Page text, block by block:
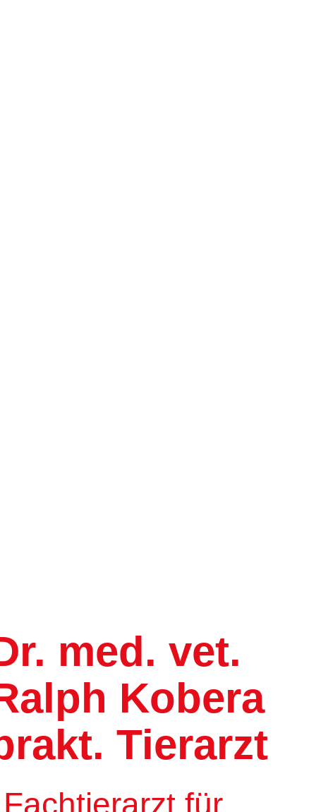
med. vet.
Kobera
Tierarzt
Fachtierarzt für